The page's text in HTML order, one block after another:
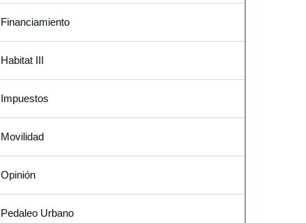
Financiamiento
Habitat III
Impuestos
Movilidad
Opinión
Pedaleo Urbano